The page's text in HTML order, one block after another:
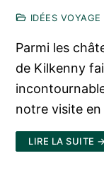
IDÉES
Parmi les
de Kilkenny
notre visite en
LIRE LA SUITE →